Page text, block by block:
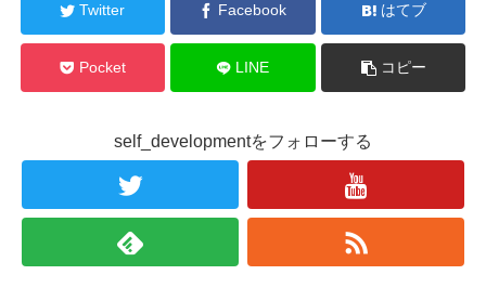
Twitter Facebook はてブ
Pocket LINE コピー
self_developmentをフォローする